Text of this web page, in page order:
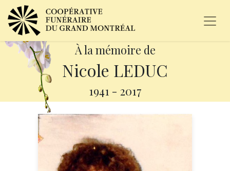
À la mémoire de
Nicole LEDUC
1941 - 2017